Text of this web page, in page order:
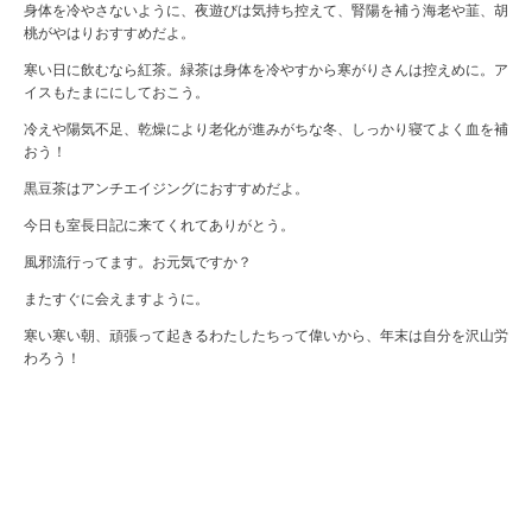
身体を冷やさないように、夜遊びは気持ち控えて、腎陽を補う海老や韮、胡
桃がやはりおすすめだよ。
寒い日に飲むなら紅茶。緑茶は身体を冷やすから寒がりさんは控えめに。ア
イスもたまににしておこう。
冷えや陽気不足、乾燥により老化が進みがちな冬、しっかり寝てよく血を補
おう！
黒豆茶はアンチエイジングにおすすめだよ。
今日も室長日記に来てくれてありがとう。
風邪流行ってます。お元気ですか？
またすぐに会えますように。
寒い寒い朝、頑張って起きるわたしたちって偉いから、年末は自分を沢山労
わろう！